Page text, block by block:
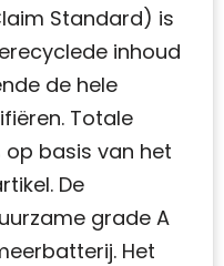
Standard) is
inhoud
de hele
Totale
op basis van het
De
grade A
Het